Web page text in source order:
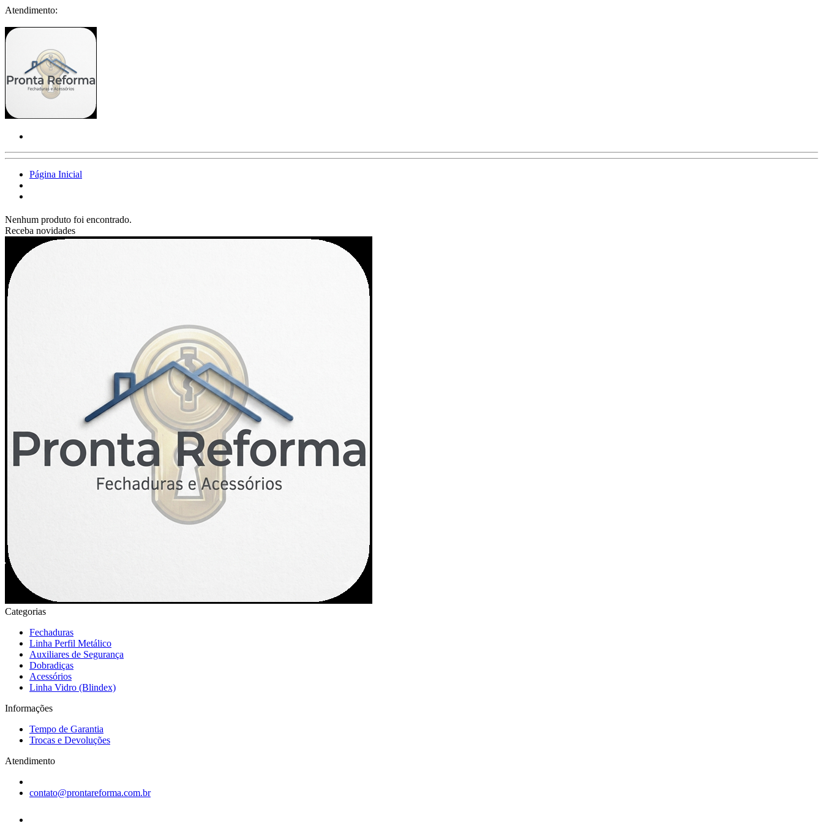
Atendimento:
Página Inicial
Nenhum produto foi encontrado.
Receba novidades
Categorias
Fechaduras
Linha Perfil Metálico
Auxiliares de Segurança
Dobradiças
Acessórios
Linha Vidro (Blindex)
Informações
Tempo de Garantia
Trocas e Devoluções
Atendimento
contato@prontareforma.com.br